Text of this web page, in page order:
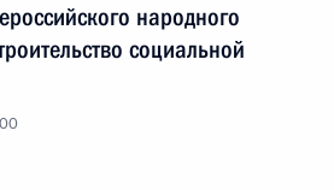
народного
социальной